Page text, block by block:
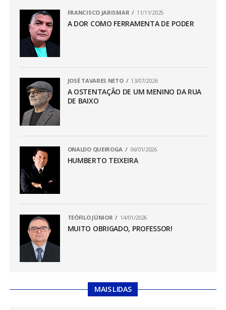
FRANCISCO JARISMAR 11/11/2025
A DOR COMO FERRAMENTA DE PODER
JOSÉ TAVARES NETO 13/07/2026
A OSTENTAÇÃO DE UM MENINO DA RUA
DE BAIXO
ONALDO QUEIROGA 06/01/2026
HUMBERTO TEIXEIRA
TEÓFILO JÚNIOR 14/01/2026
MUITO OBRIGADO, PROFESSOR!
MAIS LIDAS